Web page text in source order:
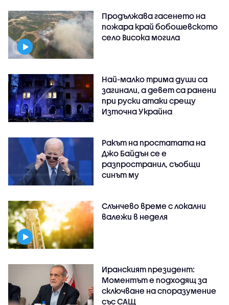
Продължава гасенето на
пожара край бобошевското
село Висока могила
Най-малко трима души са
загинали, а девет са ранени
при руски атаки срещу
Източна Украйна
Ракът на простатата на
Джо Байдън се е
разпространил, съобщи
синът му
Слънчево време с локални
валежи в неделя
Иранският президент:
Моментът е подходящ за
сключване на споразумение
със САЩ